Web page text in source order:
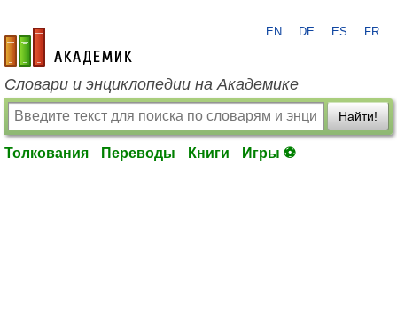
academic.ru
EN DE ES FR
Словари и энциклопедии на Академике
Найти!
Толкования Переводы Книги Игры ⚽